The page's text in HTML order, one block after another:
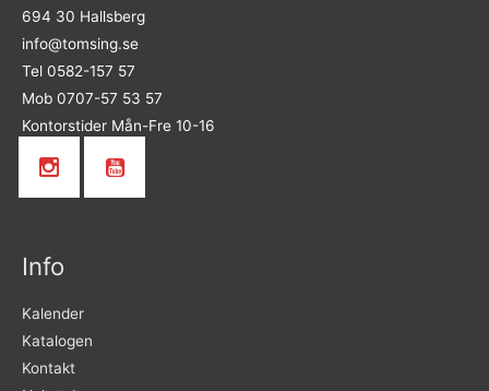
694 30 Hallsberg
info@tomsing.se
Tel 0582-157 57
Mob 0707-57 53 57
Kontorstider Mån-Fre 10-16
Info
Kalender
Katalogen
Kontakt